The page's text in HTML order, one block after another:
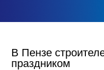
В Пензе
праздником